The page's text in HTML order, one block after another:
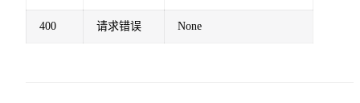
400 请求错误 None